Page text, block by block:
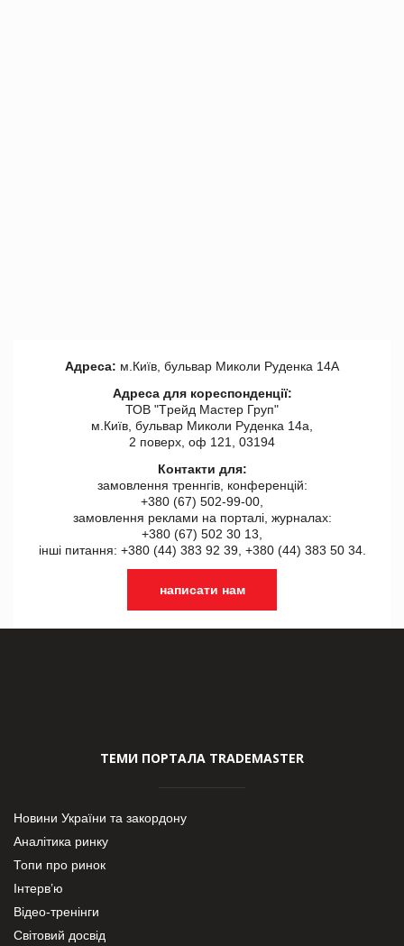
Адреса: м.Київ, бульвар Миколи Руденка 14А
Адреса для кореспонденції:
ТОВ "Tрейд Мастер Груп"
м.Київ, бульвар Миколи Руденка 14а,
2 поверх, оф 121, 03194
Контакти для:
замовлення треннгів, конференцій:
+380 (67) 502-99-00,
замовлення реклами на порталі, журналах:
+380 (67) 502 30 13,
інші питання: +380 (44) 383 92 39, +380 (44) 383 50 34.
написати нам
ТЕМИ ПОРТАЛА TRADEMASTER
Новини України та закордону
Аналітика ринку
Топи про ринок
Інтерв’ю
Відео-тренінги
Світовий досвід